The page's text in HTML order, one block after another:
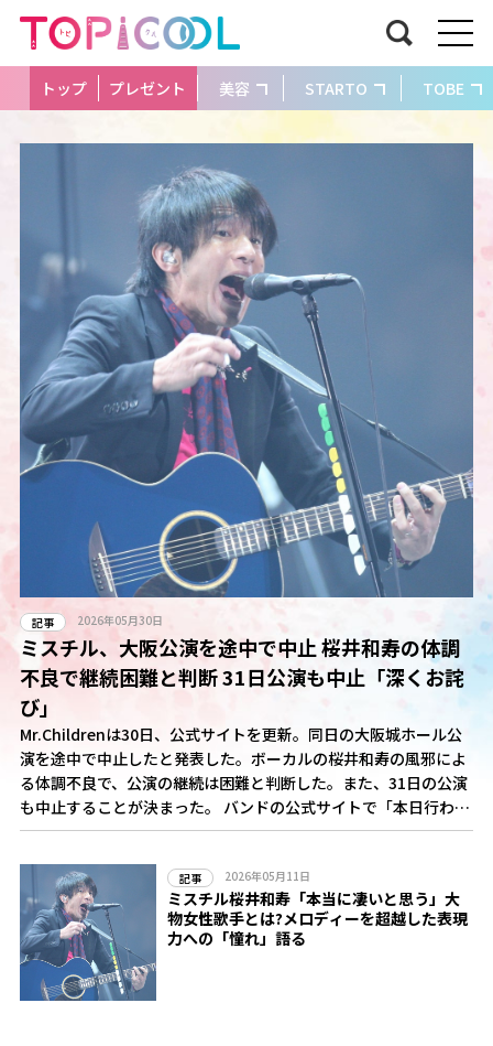
トップ プレゼント 美容 STARTO TOBE
記事 2026年05月30日
ミスチル、大阪公演を途中で中止 桜井和寿の体調
不良で継続困難と判断 31日公演も中止「深くお詫
び」
Mr.Childrenは30日、公式サイトを更新。同日の大阪城ホール公
演を途中で中止したと発表した。ボーカルの桜井和寿の風邪によ
る体調不良で、公演の継続は困難と判断した。また、31日の公演
も中止することが決まった。 バンドの公式サイトで「本日行われ
ましたMr.Children Tour 2026 "Saturday in the park"大阪城ホ
り、誠に申し訳ございませんが公演を中断とさせていただきまし
た」と報告。 また、31日の大阪公演についても「大事をとりまし
て公演を中止とさせていただきます」と発表し、「公演を楽しみ
にお待ちいただいておりました皆さまには、直前の発表となりご
迷惑とご心配をおかけしますことを、深くお詫び申し上げます」
と謝罪した。
記事 2026年05月11日
ミスチル桜井和寿「本当に凄いと思う」大
物女性歌手とは?メロディーを超越した表現
力への「憧れ」語る